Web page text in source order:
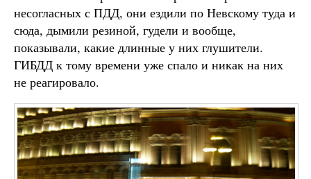
несогласных с ПДД, они ездили по Невскому туда и
сюда, дымили резиной, гудели и вообще,
показывали, какие длинные у них глушители.
ГИБДД к тому времени уже спало и никак на них
не реагировало.